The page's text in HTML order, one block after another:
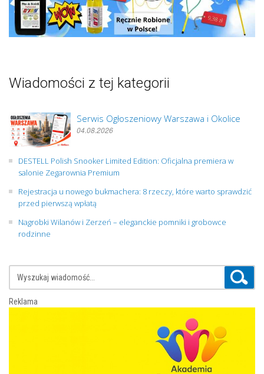
Wiadomości z tej kategorii
Serwis Ogłoszeniowy Warszawa i Okolice
04.08.2026
DESTELL Polish Snooker Limited Edition: Oficjalna premiera w
salonie Zegarownia Premium
Rejestracja u nowego bukmachera: 8 rzeczy, które warto sprawdzić
przed pierwszą wpłatą
Nagrobki Wilanów i Zerzeń – eleganckie pomniki i grobowce
rodzinne
Reklama